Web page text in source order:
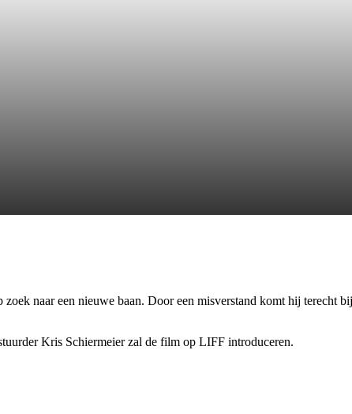
naar een nieuwe baan. Door een misverstand komt hij terecht
Kris Schiermeier zal de film op LIFF introduceren.